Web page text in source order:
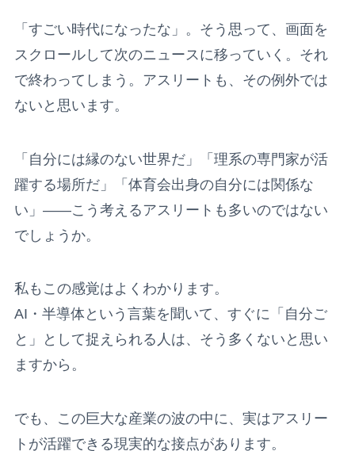
「すごい時代になったな」。そう思って、画面を
スクロールして次のニュースに移っていく。それ
で終わってしまう。アスリートも、その例外では
ないと思います。
「自分には縁のない世界だ」「理系の専門家が活
躍する場所だ」「体育会出身の自分には関係な
い」——こう考えるアスリートも多いのではない
でしょうか。
私もこの感覚はよくわかります。
AI・半導体という言葉を聞いて、すぐに「自分ご
と」として捉えられる人は、そう多くないと思い
ますから。
でも、この巨大な産業の波の中に、実はアスリー
トが活躍できる現実的な接点があります。